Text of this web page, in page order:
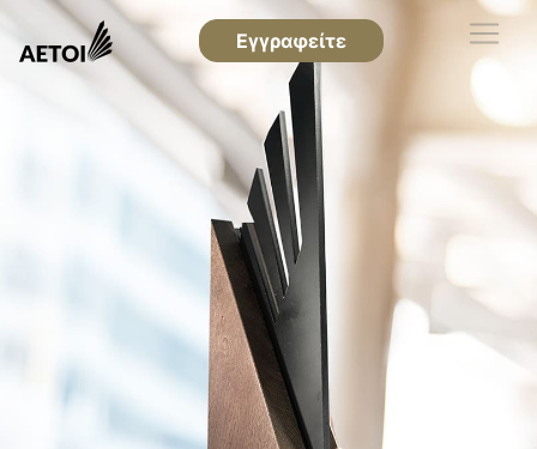
Εγγραφείτε